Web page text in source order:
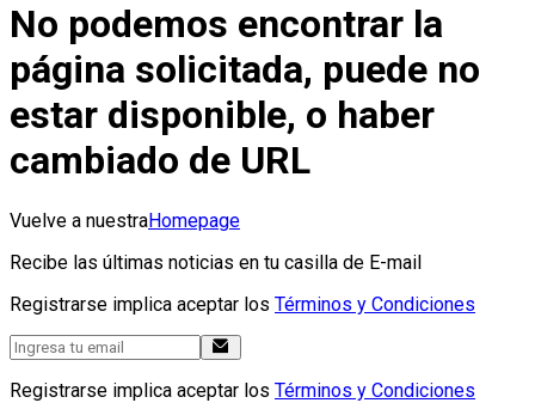
No podemos encontrar la
página solicitada, puede no
estar disponible, o haber
cambiado de URL
Vuelve a nuestraHomepage
Recibe las últimas noticias en tu casilla de E-mail
Registrarse implica aceptar los Términos y Condiciones
Registrarse implica aceptar los Términos y Condiciones